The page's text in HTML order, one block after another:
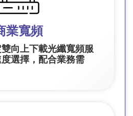
業寬頻
向上下載光纖寬頻服
選擇，配合業務需